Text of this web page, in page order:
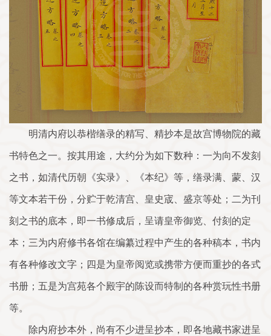
明清内府以恭楷缮录的精写、精抄本是故宫博物院的藏
书特色之一。按其用途，大约分为如下数种：一为向不发刻
之书，如清代历朝《实录》、《本纪》等，缮录满、蒙、汉
等文本若干份，分贮于乾清宫、皇史宬、盛京等处；二为刊
刻之书的底本，即一书修成后，呈请皇帝御览、付刻的定
本；三为内府修书各馆在编纂过程中产生的各种稿本，书内
有各种修改文字；四是为皇帝阅览或携带方便而重抄的各式
书册；五是为宫苑各个殿宇的陈设而特制的各种赏玩性书册
等。
除内府抄本外，尚有不少进呈抄本，即各地藏书家进呈